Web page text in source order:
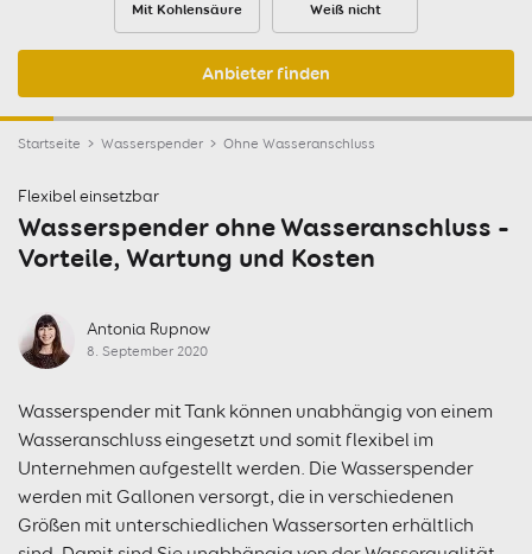
Mit Kohlensäure Weiß nicht
Anbieter finden
Startseite Wasserspender Ohne Wasseranschluss
Flexibel einsetzbar
Wasserspender ohne Wasseranschluss –
Vorteile, Wartung und Kosten
Antonia Rupnow
8. September 2020
Wasserspender mit Tank können unabhängig von einem
Wasseranschluss eingesetzt und somit flexibel im
Unternehmen aufgestellt werden. Die Wasserspender
werden mit Gallonen versorgt, die in verschiedenen
Größen mit unterschiedlichen Wassersorten erhältlich